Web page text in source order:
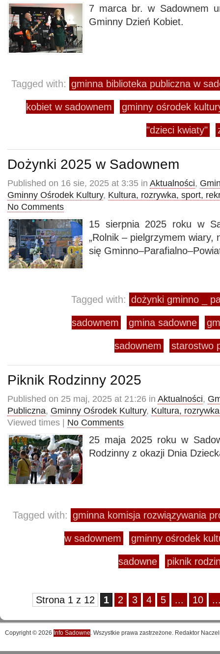
7 marca br. w Sadownem
Gminny Dzień Kobiet.
Tagged with: gminna biblioteka publiczna w
kobiet w sadownem gminny ośrodek
"dzieci kwiaty"
Dożynki 2025 w Sadownem
Published on 16 sie, 2025 at 3:35 in Aktualności,
Gminny Ośrodek Kultury, Kultura, rozrywka, sport,
No Comments
15 sierpnia 2025 roku w
„Rolnik – pielgrzymem wiary,
się
Tagged with: dożynki gminno _
sadownem gmina sadowne
sadownem starostwo
Piknik Rodzinny 2025
Published on 25 maj, 2025 at 21:26 in Aktualności,
Publiczna, Gminny Ośrodek Kultury, Kultura,
Viewed times | No Comments
25 maja 2025 roku w
Rodzinny z okazji Dnia
Tagged with: gminna komisja rozwiązywania
w sadownem gminny ośrodek
sadowne piknik
Strona 1 z 12 1 2 3 4 5 ... 10
Copyright © 2026 Info Sadowne. Wszystkie prawa zastrzeżone. Redaktor